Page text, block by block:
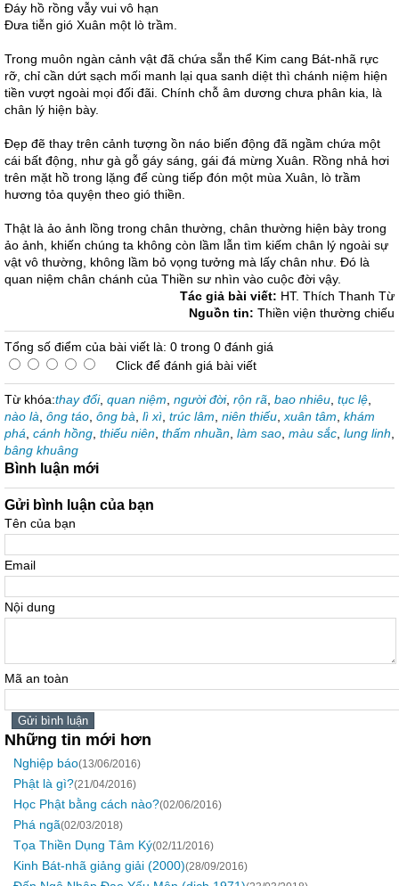
Đáy hồ rồng vẫy vui vô hạn
Đưa tiễn gió Xuân một lò trầm.
Trong muôn ngàn cảnh vật đã chứa sẵn thể Kim cang Bát-nhã rực
rỡ, chỉ cần dứt sạch mối manh lại qua sanh diệt thì chánh niệm hiện
tiền vượt ngoài mọi đối đãi. Chính chỗ âm dương chưa phân kia, là
chân lý hiện bày.
Đẹp đẽ thay trên cảnh tượng ồn náo biến động đã ngầm chứa một
cái bất động, như gà gỗ gáy sáng, gái đá mừng Xuân. Rồng nhả hơi
trên mặt hồ trong lặng để cùng tiếp đón một mùa Xuân, lò trầm
hương tỏa quyện theo gió thiền.
Thật là ảo ảnh lồng trong chân thường, chân thường hiện bày trong
ảo ảnh, khiến chúng ta không còn lầm lẫn tìm kiếm chân lý ngoài sự
vật vô thường, không lầm bỏ vọng tưởng mà lấy chân như. Đó là
quan niệm chân chánh của Thiền sư nhìn vào cuộc đời vậy.
Tác giả bài viết: HT. Thích Thanh Từ
Nguồn tin: Thiền viện thường chiếu
Tổng số điểm của bài viết là: 0 trong 0 đánh giá
Click để đánh giá bài viết
Từ khóa:thay đổi, quan niệm người đời, rộn rã bao nhiêu tục lệ
nào là ông táo ông bà lì xì trúc lâm niên thiếu xuân tâm khám
phá cánh hồng thiếu niên thấm nhuần làm sao màu sắc lung linh
bâng khuâng
Bình luận mới
Gửi bình luận của bạn
Tên của bạn
Email
Nội dung
Mã an toàn
Những tin mới hơn
Nghiệp báo(13/06/2016)
Phật là gì?(21/04/2016)
Học Phật bằng cách nào?(02/06/2016)
Phá ngã(02/03/2018)
Tọa Thiền Dụng Tâm Ký(02/11/2016)
Kinh Bát-nhã giảng giải (2000)(28/09/2016)